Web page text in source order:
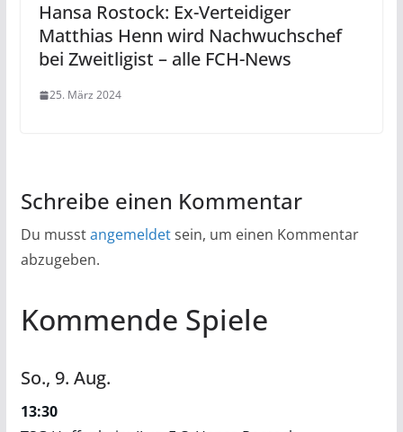
Hansa Rostock: Ex-Verteidiger
Matthias Henn wird Nachwuchschef
bei Zweitligist – alle FCH-News
25. März 2024
Schreibe einen Kommentar
Du musstangemeldetsein, um einen Kommentar
abzugeben.
Kommende Spiele
So., 9. Aug.
13:30